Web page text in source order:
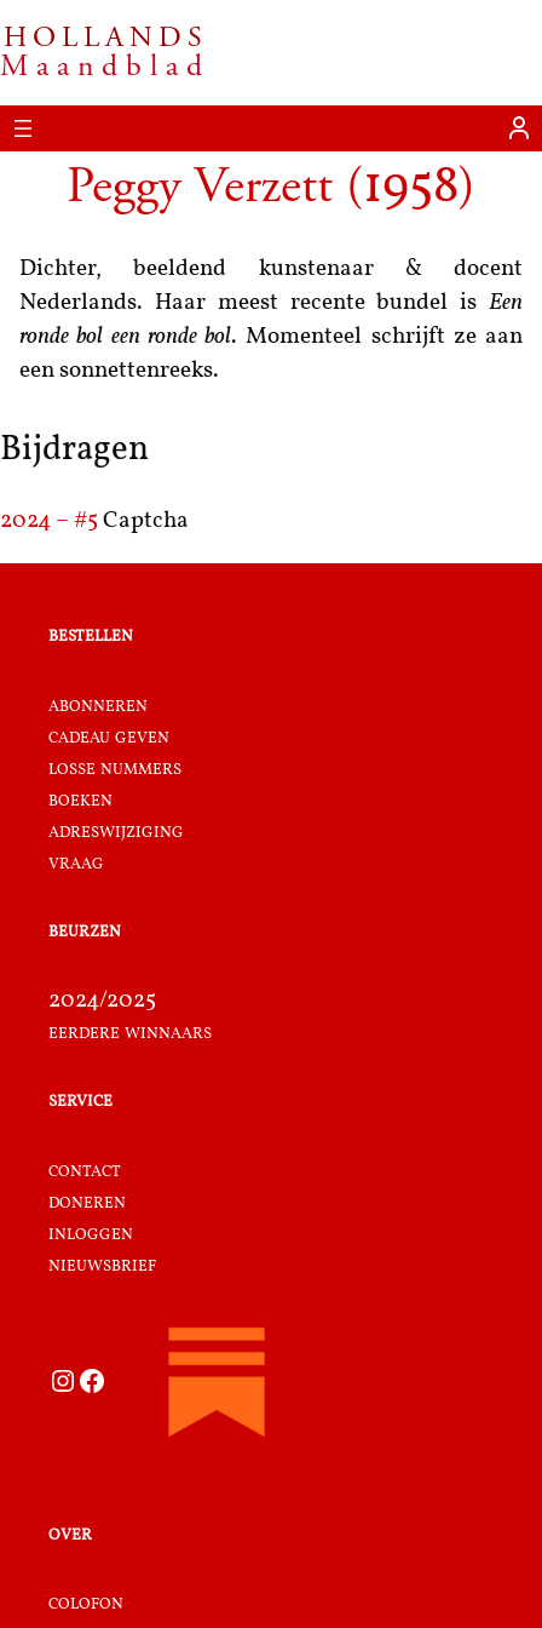
HOLLANDS
Maandblad
Peggy Verzett (1958)
Dichter, beeldend kunstenaar & docent
Nederlands. Haar meest recente bundel is Een
ronde bol een ronde bol. Momenteel schrijft ze aan
een sonnettenreeks.
Bijdragen
2024 – #5 Captcha
bestellen
abonneren
cadeau geven
losse nummers
boeken
adreswijziging
vraag
beurzen
2024/2025
eerdere winnaars
service
contact
doneren
inloggen
nieuwsbrief
Instagram Facebook
over
colofon